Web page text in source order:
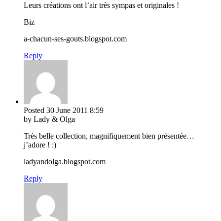
Leurs créations ont l’air très sympas et originales !
Biz
a-chacun-ses-gouts.blogspot.com
Reply
Posted 30 June 2011 8:59
by Lady & Olga
Très belle collection, magnifiquement bien présentée…
j’adore ! :)
ladyandolga.blogspot.com
Reply